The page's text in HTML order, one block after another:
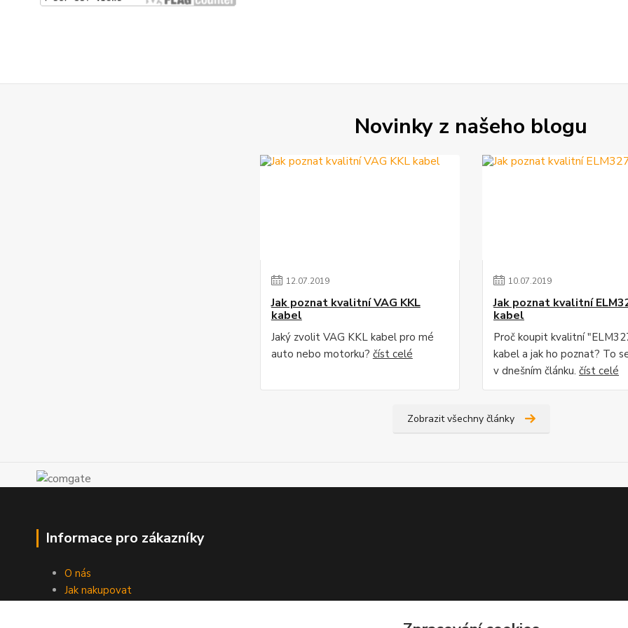
Novinky z našeho blogu
12.07.2019
Jak poznat kvalitní VAG KKL
kabel
Jaký zvolit VAG KKL kabel pro mé
auto nebo motorku? číst celé
10.07.2019
Jak poznat kvalitní
kabel
Proč koupit kvalitní
kabel a jak ho poznat? To
v dnešním článku. číst celé
Zobrazit všechny články
Informace pro zákazníky
O nás
Jak nakupovat